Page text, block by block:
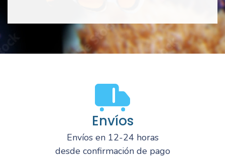
Envíos
Envíos en 12-24 horas
desde confirmación de pago